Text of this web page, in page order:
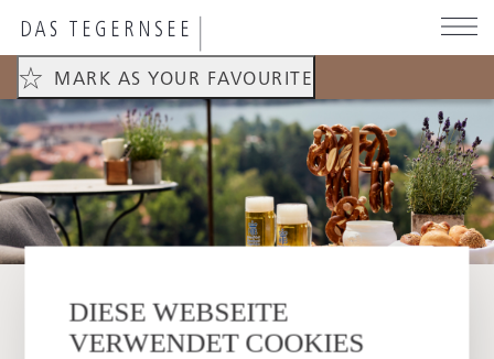
DIESE WEBSEITE
VERWENDET COOKIES
main
content
MARK AS YOUR FAVOURITE
Father's Day